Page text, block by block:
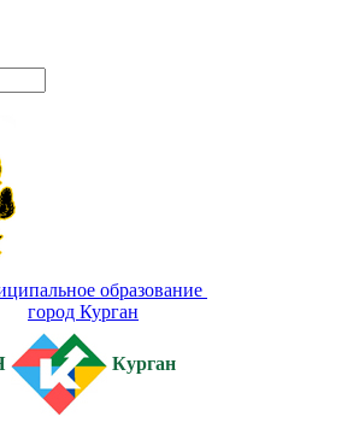
образование
город Курган
Курган